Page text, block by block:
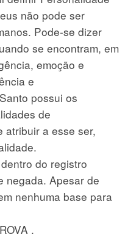
não pode ser
Pode-se dizer
se encontram, em
emoção e
e
possui os
de
atribuir a esse ser,
do registro
negada. Apesar de
nenhuma base para
.